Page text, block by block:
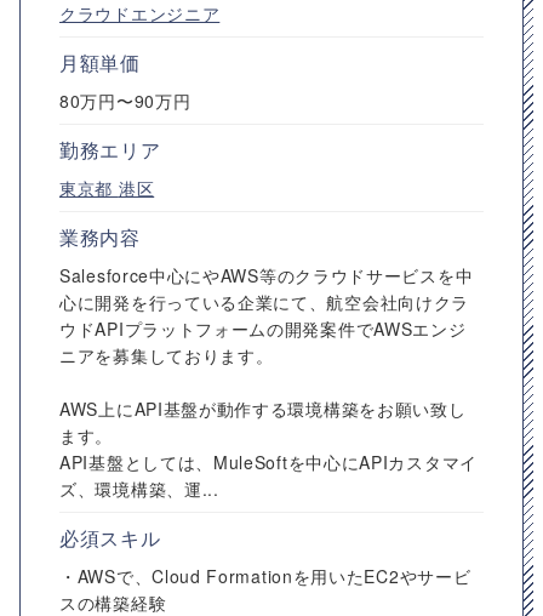
クラウドエンジニア
月額単価
80万円〜90万円
勤務エリア
東京都 港区
業務内容
Salesforce中心にやAWS等のクラウドサービスを中
心に開発を行っている企業にて、航空会社向けクラ
ウドAPIプラットフォームの開発案件でAWSエンジ
ニアを募集しております。
AWS上にAPI基盤が動作する環境構築をお願い致し
ます。
API基盤としては、MuleSoftを中心にAPIカスタマイ
ズ、環境構築、運...
必須スキル
・AWSで、Cloud Formationを用いたEC2やサービ
スの構築経験